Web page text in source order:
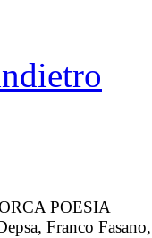
POESIA
Franco